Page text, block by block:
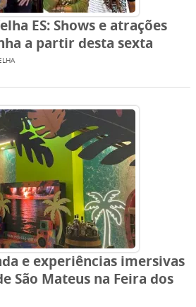
ES: Shows e atrações
a partir desta sexta
e experiências imersivas
São Mateus na Feira dos